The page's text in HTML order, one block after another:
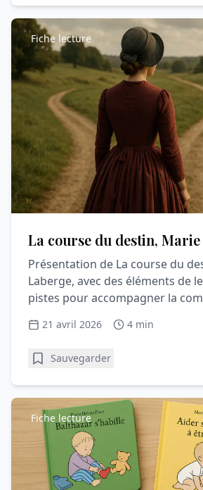
Fiche lecture
La course du destin,
Présentation de La course du
Laberge, avec des éléments de
pistes pour accompagner la
21 avril 2026 4 min
Sauvegarder
Fiche lecture